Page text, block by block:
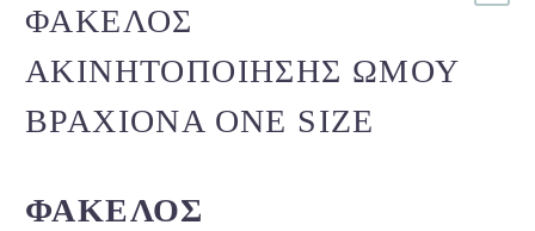
ΦΆΚΕΛΟΣ
ΑΚΙΝΗΤΟΠΟΊΗΣΗΣ ΏΜΟΥ
ΒΡΑΧΊΟΝΑ ONE SIZE
ΦΆΚΕΛΟΣ